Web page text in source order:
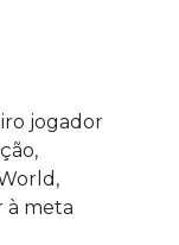
jogador
à meta